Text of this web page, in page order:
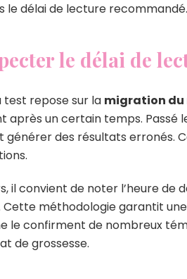
le délai de lecture recommandé.
le délai de
repose sur la migration
après un certain temps. Passé
des résultats erronés.
il convient de noter l’heure
Cette méthodologie garantit
le confirment de nombreux
de grossesse.